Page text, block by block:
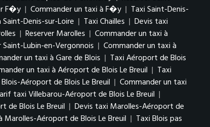
F�y | Commander un taxi à F�y | Taxi Saint-Denis-
Denis-sur-Loire | Taxi Chailles | Devis taxi
| Reserver Marolles | Commander un taxi à
Saint-Lubin-en-Vergonnois | Commander un taxi à
un taxi à Gare de Blois | Taxi Aéroport de Blois
un taxi à Aéroport de Blois Le Breuil | Taxi
Aéroport de Blois Le Breuil | Commander un taxi
taxi Villebarou-Aéroport de Blois Le Breuil |
de Blois Le Breuil | Devis taxi Marolles-Aéroport de
Marolles-Aéroport de Blois Le Breuil | Taxi Blois pas